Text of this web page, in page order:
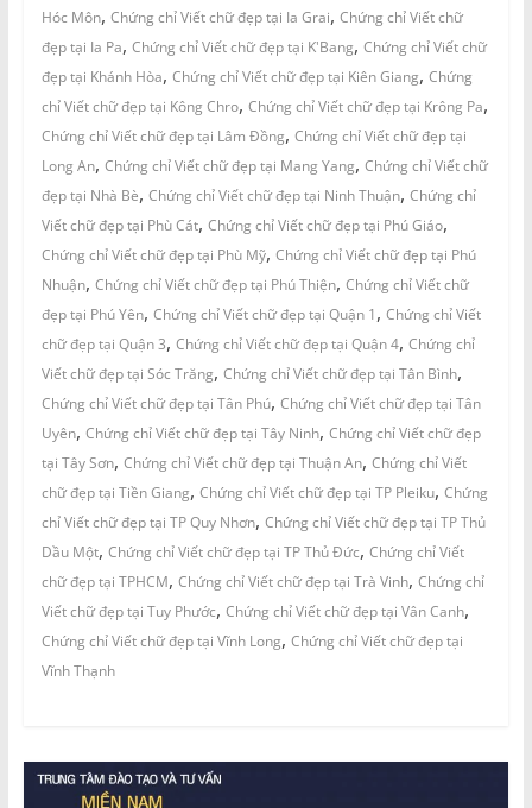
Hóc Môn, Chứng chỉ Viết chữ đẹp tại Ia Grai, Chứng chỉ Viết chữ
đẹp tại Ia Pa, Chứng chỉ Viết chữ đẹp tại K'Bang, Chứng chỉ Viết chữ
đẹp tại Khánh Hòa, Chứng chỉ Viết chữ đẹp tại Kiên Giang, Chứng
chỉ Viết chữ đẹp tại Kông Chro, Chứng chỉ Viết chữ đẹp tại Krông Pa,
Chứng chỉ Viết chữ đẹp tại Lâm Đồng, Chứng chỉ Viết chữ đẹp tại
Long An, Chứng chỉ Viết chữ đẹp tại Mang Yang, Chứng chỉ Viết chữ
đẹp tại Nhà Bè, Chứng chỉ Viết chữ đẹp tại Ninh Thuận, Chứng chỉ
Viết chữ đẹp tại Phù Cát, Chứng chỉ Viết chữ đẹp tại Phú Giáo,
Chứng chỉ Viết chữ đẹp tại Phù Mỹ, Chứng chỉ Viết chữ đẹp tại Phú
Nhuận, Chứng chỉ Viết chữ đẹp tại Phú Thiện, Chứng chỉ Viết chữ
đẹp tại Phú Yên, Chứng chỉ Viết chữ đẹp tại Quận 1, Chứng chỉ Viết
chữ đẹp tại Quận 3, Chứng chỉ Viết chữ đẹp tại Quận 4, Chứng chỉ
Viết chữ đẹp tại Sóc Trăng, Chứng chỉ Viết chữ đẹp tại Tân Bình,
Chứng chỉ Viết chữ đẹp tại Tân Phú, Chứng chỉ Viết chữ đẹp tại Tân
Uyên, Chứng chỉ Viết chữ đẹp tại Tây Ninh, Chứng chỉ Viết chữ đẹp
tại Tây Sơn, Chứng chỉ Viết chữ đẹp tại Thuận An, Chứng chỉ Viết
chữ đẹp tại Tiền Giang, Chứng chỉ Viết chữ đẹp tại TP Pleiku, Chứng
chỉ Viết chữ đẹp tại TP Quy Nhơn, Chứng chỉ Viết chữ đẹp tại TP Thủ
Dầu Một, Chứng chỉ Viết chữ đẹp tại TP Thủ Đức, Chứng chỉ Viết
chữ đẹp tại TPHCM, Chứng chỉ Viết chữ đẹp tại Trà Vinh, Chứng chỉ
Viết chữ đẹp tại Tuy Phước, Chứng chỉ Viết chữ đẹp tại Vân Canh,
Chứng chỉ Viết chữ đẹp tại Vĩnh Long, Chứng chỉ Viết chữ đẹp tại
Vĩnh Thạnh